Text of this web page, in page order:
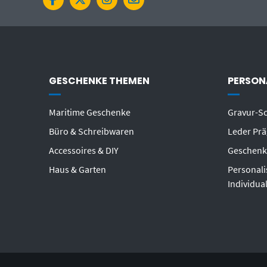
GESCHENKE THEMEN
Maritime Geschenke
Büro & Schreibwaren
Accessoires & DIY
Haus & Garten
Gravur-
Leder